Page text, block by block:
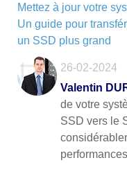
Mettez à jour votre
Un guide pour
un SSD plus grand
26-02-2024
Valentin
de votre
SSD vers le